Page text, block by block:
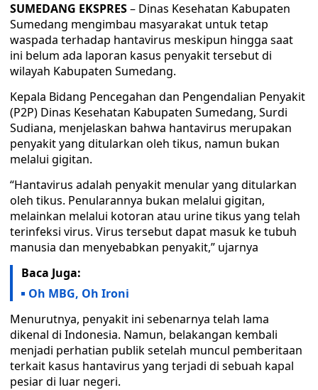
SUMEDANG EKSPRES– Dinas Kesehatan Kabupaten
Sumedang mengimbau masyarakat untuk tetap
waspada terhadap hantavirus meskipun hingga saat
ini belum ada laporan kasus penyakit tersebut di
wilayah Kabupaten Sumedang.
Kepala Bidang Pencegahan dan Pengendalian Penyakit
(P2P) Dinas Kesehatan Kabupaten Sumedang, Surdi
Sudiana, menjelaskan bahwa hantavirus merupakan
penyakit yang ditularkan oleh tikus, namun bukan
melalui gigitan.
“Hantavirus adalah penyakit menular yang ditularkan
oleh tikus. Penularannya bukan melalui gigitan,
melainkan melalui kotoran atau urine tikus yang telah
terinfeksi virus. Virus tersebut dapat masuk ke tubuh
manusia dan menyebabkan penyakit,” ujarnya
Baca Juga:
Oh MBG, Oh Ironi
Menurutnya, penyakit ini sebenarnya telah lama
dikenal di Indonesia. Namun, belakangan kembali
menjadi perhatian publik setelah muncul pemberitaan
terkait kasus hantavirus yang terjadi di sebuah kapal
pesiar di luar negeri.